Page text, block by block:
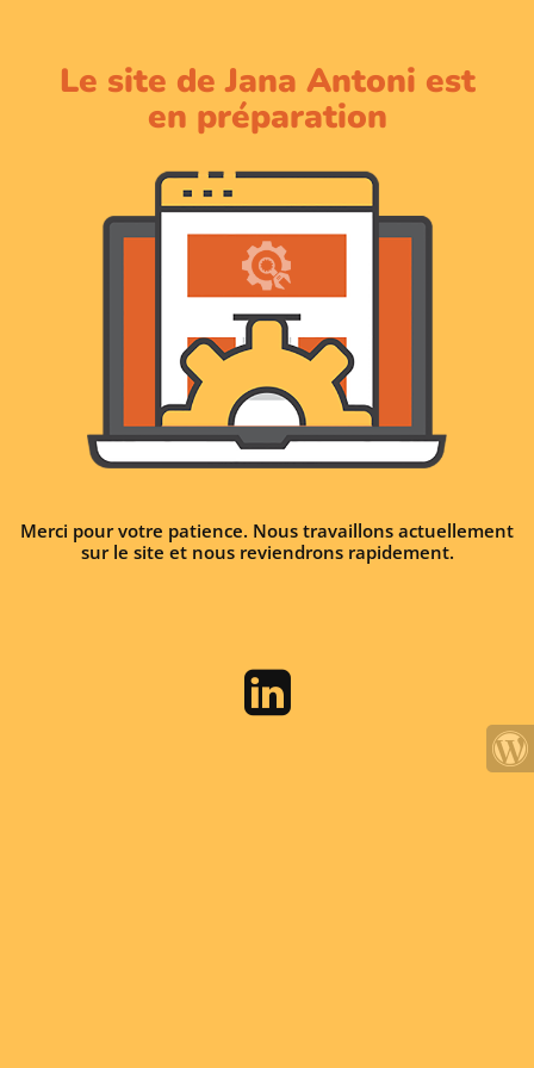
Le site de Jana Antoni est
en préparation
Merci pour votre patience. Nous travaillons actuellement
sur le site et nous reviendrons rapidement.